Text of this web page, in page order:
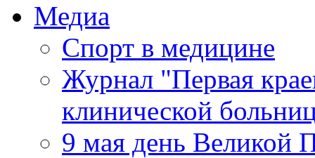
Медиа
Спорт в медицине
Журнал "Первая
клинической
9 мая день Великой